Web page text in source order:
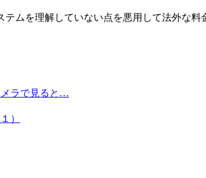
ムを理解していない点を悪用して法外な
メラで見ると…
）